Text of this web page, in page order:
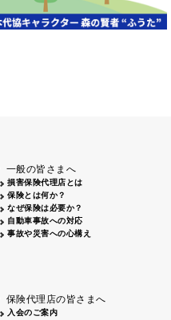
一般の皆さまへ
損害保険代理店とは
保険とは何か？
なぜ保険は必要か？
自動車事故への対応
事故や災害への心構え
保険代理店の皆さまへ
入会のご案内